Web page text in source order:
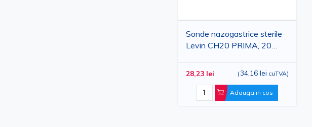
Sonde nazogastrice sterile
Levin CH20 PRIMA, 20
28,23 lei (34,16 lei cuTVA)
Adauga in cos